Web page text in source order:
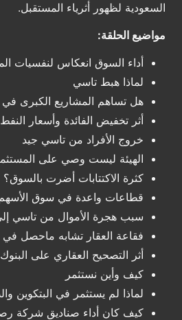
السعودية لظهور أثرياء المستقبل.
مواضيع الحلقة:
أداء السوق انعكاس لنفسيات
لماذا هبط تاسي
هل تساهم المشاريع الكبرى
أثر تخفيض الفائدة وأسعار النفط
خروج الأفراد من تاسي جيد
الهيئة ليست وصي على
كثرة الاكتتابات أضرت بالسوق؟
قطاعات واعدة في سوق
سبب هجرة الأموال من تاسي
فقاعة العقار تشابه ماحصل في 2006
أثر التصحيح العقاري على
كيف وأين نستثمر
لماذا لم يستثمر في البتكوين
كيف كان أداء صناديق شركة